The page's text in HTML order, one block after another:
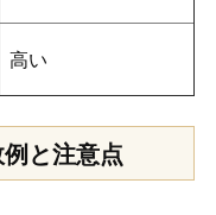
高い
と注意点